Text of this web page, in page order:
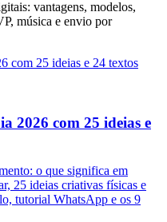
vantagens, modelos,
música e envio por
2026 com 25 ideias e
o que significa em
25 ideias criativas físicas e
tutorial WhatsApp e os 9